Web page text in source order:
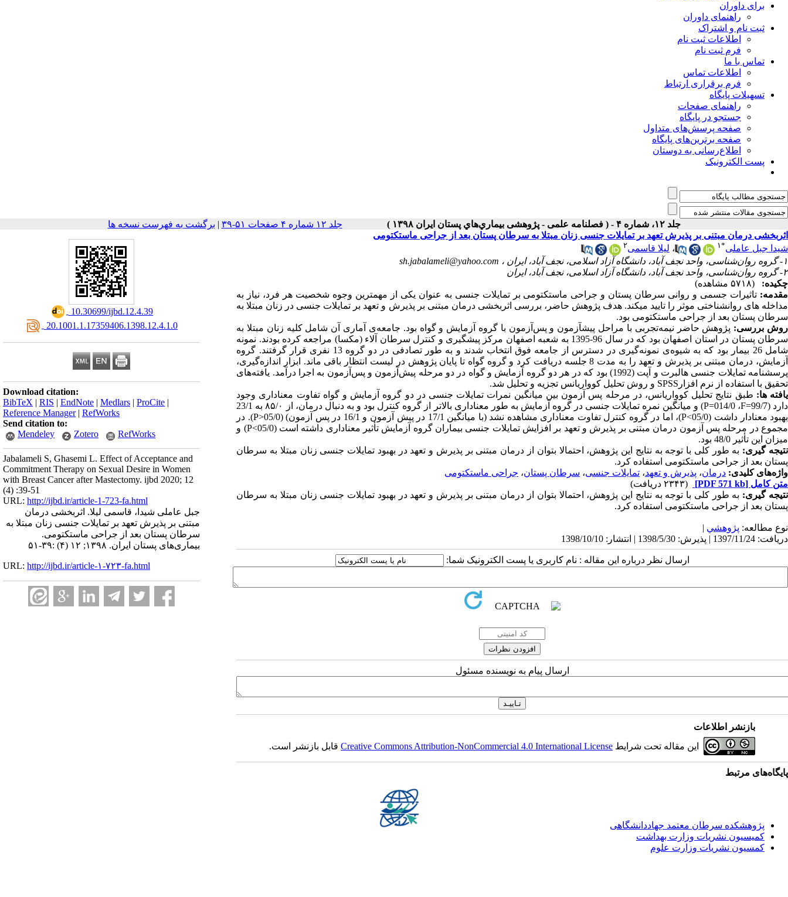
برای داوران
راهنمای داوران
ثبت نام و اشتراک
اطلاعات ثبت نام
فرم ثبت نام
تماس با ما
اطلاعات تماس
فرم برقراری ارتباط
تسهیلات پایگاه
راهنمای صفحات
جستجو در پایگاه
صفحه پرسش‌های متداول
صفحه برترین‌های پایگاه
اطلاع‌رسانی به دوستان
پست الکترونیک
جلد ۱۲، شماره ۴ - ( فصلنامه علمی - پژوهشی بيماري‌هاي پستان ايران ۱۳۹۸ ) جلد ۱۲ شماره ۴ صفحات ۵۱-۳۹ | برگشت به فهرست نسخه ها
‎ 10.30699/ijbd.12.4.39
‎ 20.1001.1.17359406.1398.12.4.1.0
Download citation:
BibTeX | RIS | EndNote | Medlars | ProCite |
Reference Manager| RefWorks
Send citation to:
Mendeley
Zotero RefWorks
Jabalameli S, Ghasemi L. Effect of Acceptance and
Commitment Therapy on Sexual Desire in Women
with Breast Cancer after Mastectomy. ijbd 2020; 12
(4) :39-51
URL: http://ijbd.ir/article-1-723-fa.html
جبل عاملی شیدا، قاسمی لیلا. اثربخشی درمان
مبتنی بر پذیرش تعهد بر تمایلات جنسی زنان مبتلا به
سرطان پستان بعد از جراحی ماستکتومی.
بیماری‌های پستان ایران. ۱۳۹۸; ۱۲ (۴) :۳۹-۵۱
URL: http://ijbd.ir/article-۱-۷۲۳-fa.html
اثربخشی درمان مبتنی بر پذیرش تعهد بر تمایلات جنسی زنان مبتلا به سرطان پستان بعد از جراحی ماستکتومی
شیدا جبل عاملی*۱ ، لیلا قاسمی۲
۱- گروه روان‌شناسی، واحد نجف آباد، دانشگاه آزاد اسلامی، نجف آباد، ایران ،
sh.jabalameli@yahoo.com
۲- گروه روان‌شناسی، واحد نجف آباد، دانشگاه آزاد اسلامی، نجف آباد، ایران
چکیده:
(۵۷۱۸ مشاهده)
مقدمه: تاثیرات جسمی و روانی سرطان پستان و جراحی ماستکتومی بر تمایلات جنسی به عنوان یکی از مهم‏ترین وجوه شخصیت هر فرد، نیاز به
مداخله های روان‏شناختی موثر را تایید می‏کند. هدف پژوهش حاضر، بررسی اثربخشی درمان مبتنی بر پذیرش و تعهد بر تمایلات جنسی در زنان مبتلا به
سرطان پستان بعد از جراحی ماستکتومی بود.
روش بررسی: پژوهش حاضر نیمه‌تجربی با مراحل پیش‏آزمون و پس‌آزمون با گروه آزمایش و گواه بود. جامعه‌ی آماری آن شامل کلیه زنان مبتلا به
سرطان پستان در استان اصفهان بود که در سال 96-1395 به شعبه اصفهان مرکز پیشگیری و کنترل سرطان آلاء
(مکسا) مراجعه کرده بودند. نمونه
شامل 26 بیمار بود که به شیوه‌ی نمونه‌گیری در دسترس از جامعه فوق انتخاب شدند و به طور تصادفی در دو گروه 13 نفری قرار گرفتند. گروه
آزمایش، درمان مبتنی بر پذیرش و تعهد را به مدت 8 جلسه دریافت کرد و گروه گواه تا پایان پژوهش در لیست انتظار باقی ماند. ابزار اندازه‌گیری،
پرسشنامه تمایلات جنسی هالبرت و
آپت (1992) بود که در هر دو گروه آزمایش و گواه در دو مرحله پیش‌آزمون و پس‌آزمون به اجرا درآمد. یافته‌های
تحقیق با استفاده از نرم‏ افزار SPSS و روش تحلیل کوواریانس تجزیه و تحلیل شد.
یافته ‏ها: طبق نتایج تحلیل کوواریانس، در مرحله پس آزمون بین میانگین نمرات تمایلات جنسی در دو گروه آزمایش و گواه تفاوت معناداری وجود
دارد (99/7
F=، 014/0 P=) و میانگین نمره تمایلات جنسی در گروه آزمایش به طور معناداری بالاتر از گروه کنترل بود و به دنبالدرمان، از ۸۵/۰
به 23/1
بهبود معنادار داشت (05/0
P<
)، اما در گروه کنترل تفاوت معناداری مشاهده نشد (با میانگین 17/1 در پیش‏ آزمون و 16/1 در پس آزمون) (05/0<
P
)
. در
مجموع در مرحله پس آزمون درمان مبتنی بر پذیرش و تعهد بر افزایش تمایلات جنسی بیماران گروه آزمایش تأثیر معناداری داشته است (05/0 P<) و
میزان این تأثیر 48/0 بود.
نتیجه‏ گیری: به طور کلی با توجه به نتایج این پژوهش، احتمالا بتوان از درمان مبتنی بر پذیرش و تعهد در بهبود تمایلات جنسی زنان مبتلا به سرطان
پستان بعد از جراحی ماستکتومی استفاده کرد.
واژه‌های کلیدی: درمان، پذیرش و تعهد، تمایلات جنسی، سرطان پستان، جراحی ماستکتومی
متن کامل [PDF 571 kb]
(۲۳۴۳ دریافت)
نتیجه‏ گیری: به طور کلی با توجه به نتایج این پژوهش، احتمالا بتوان از درمان مبتنی بر پذیرش و تعهد در بهبود تمایلات جنسی زنان مبتلا به سرطان
پستان بعد از جراحی ماستکتومی استفاده کرد.
نوع مطالعه: پژوهشي |
دریافت: 1397/11/24 | پذیرش: 1398/5/30 | انتشار: 1398/10/10
ارسال نظر درباره این مقاله : نام کاربری یا پست الکترونیک شما:
ارسال پیام به نویسنده مسئول
بازنشر اطلاعات
این مقاله تحت شرایط Creative Commons Attribution-NonCommercial 4.0 International Licenseقابل بازنشر است.
پایگاه‌های مرتبط
پژوهشکده سرطان معتمد جهاددانشگاهی
کمیسیون نشریات وزارت بهداشت
کمسیون نشریات وزارت علوم